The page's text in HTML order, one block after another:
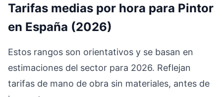
Tarifas medias por hora para Pintor
en España (2026)
Estos rangos son orientativos y se basan en
estimaciones del sector para 2026. Reflejan
tarifas de mano de obra sin materiales, antes de